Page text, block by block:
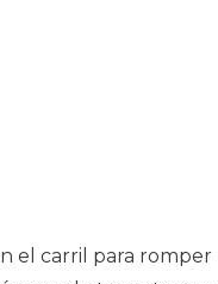
el carril para